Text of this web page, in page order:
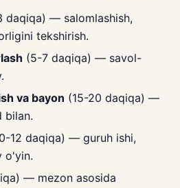
daqiqa) — salomlashish,
tekshirish.
(5-7 daqiqa) — savol-
va bayon (15-20 daqiqa) —
bilan.
12 daqiqa) — guruh ishi,
o'yin.
— mezon asosida